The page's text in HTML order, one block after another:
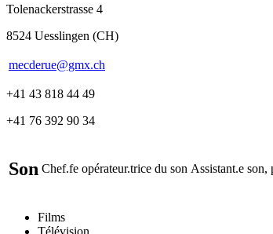
Tolenackerstrasse 4
8524 Uesslingen (CH)
mecderue@gmx.ch
+41 43 818 44 49
+41 76 392 90 34
Son Chef.fe opérateur.trice du son Assistant.e son,
Films
Télévision